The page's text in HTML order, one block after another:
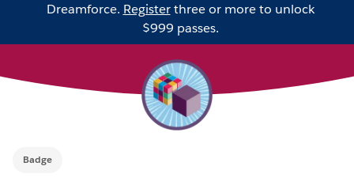
Dreamforce. Registerthree or more to unlock
$999 passes.
Badge